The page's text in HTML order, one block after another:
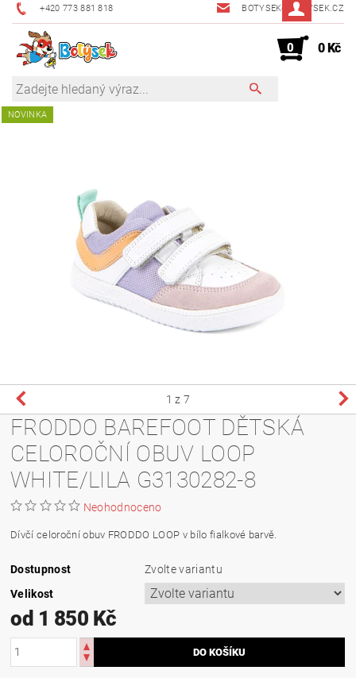
+420 773 881 818 BOTYSEK@BOTYSEK.CZ
0 0 Kč
NOVINKA
1 z 7
FRODDO BAREFOOT DĚTSKÁ
CELOROČNÍ OBUV LOOP
WHITE/LILA G3130282-8
Neohodnoceno
Dívčí celoroční obuv FRODDO LOOP v bílo fialkové barvě.
Dostupnost
Zvolte variantu
Velikost
od 1 850 Kč